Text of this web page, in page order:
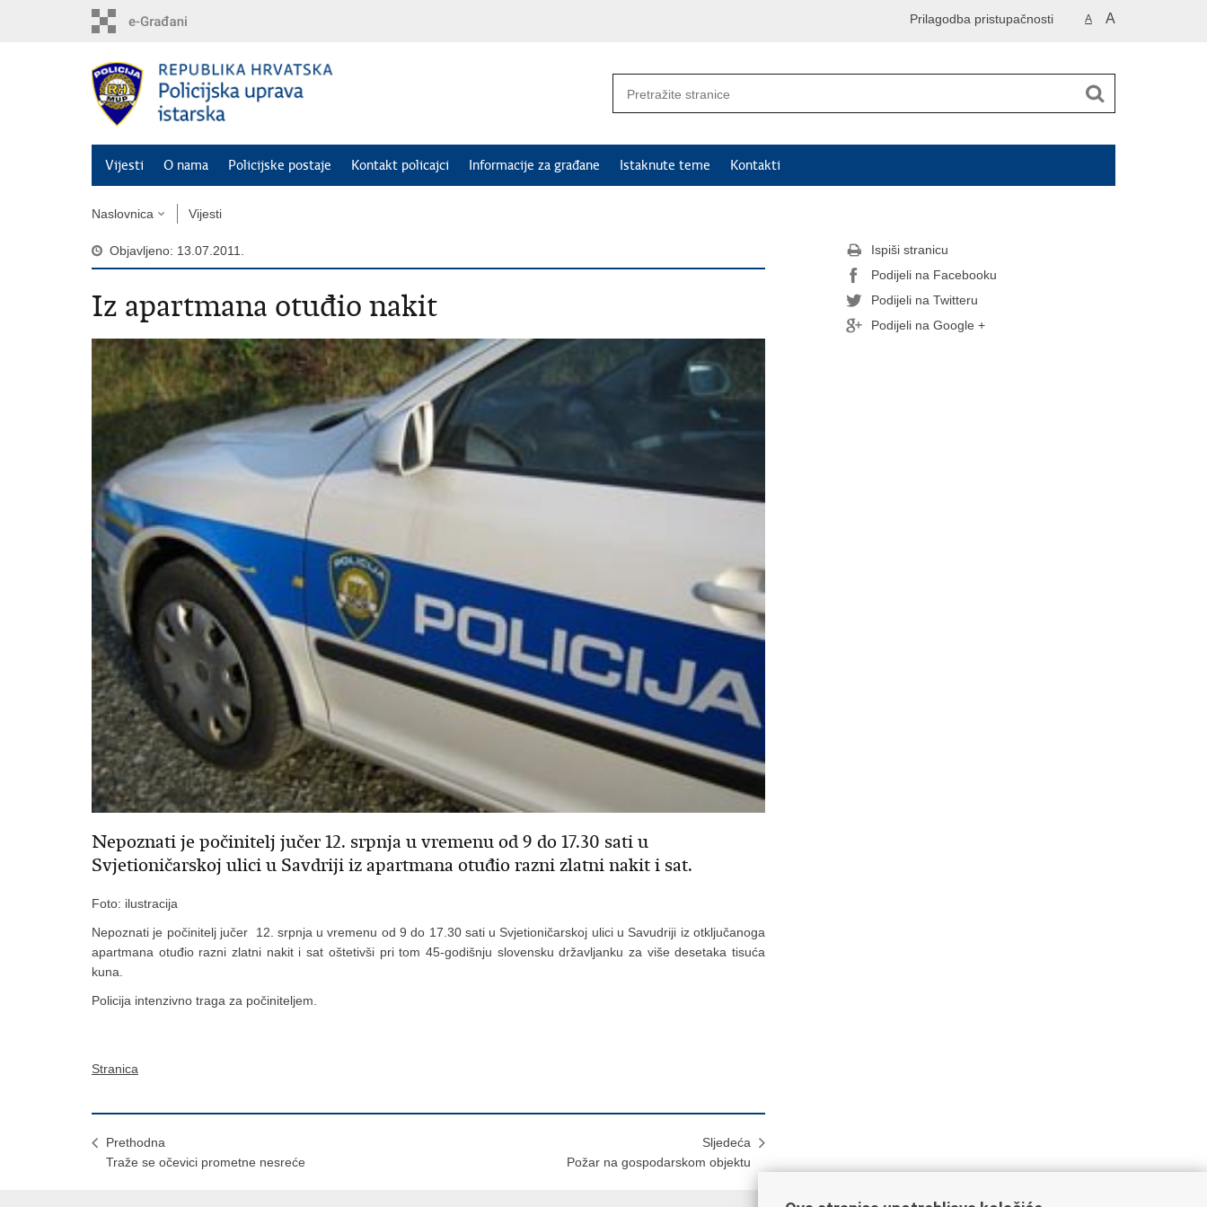
A A
Prilagodba pristupačnosti
Vijesti O nama Policijske postaje Kontakt policajci Informacije za građane Istaknute teme Kontakti
Naslovnica Vijesti
Objavljeno: 13.07.2011.
Iz apartmana otuđio nakit
Nepoznati je počinitelj jučer 12. srpnja u vremenu od 9 do 17.30 sati u
Svjetioničarskoj ulici u Savdriji iz apartmana otuđio razni zlatni nakit i sat.
Foto: ilustracija
Nepoznati je počinitelj jučer 12. srpnja u vremenu od 9 do 17.30 sati u Svjetioničarskoj ulici u Savudriji iz otključanoga
apartmana otuđio razni zlatni nakit i sat oštetivši pri tom 45-godišnju slovensku državljanku za više desetaka tisuća
kuna.
Policija intenzivno traga za počiniteljem.
Stranica
Prethodna
Traže se očevici prometne nesreće
Sljedeća
Požar na gospodarskom objektu
Ispiši stranicu
Podijeli na Facebooku
Podijeli na Twitteru
Podijeli na Google +